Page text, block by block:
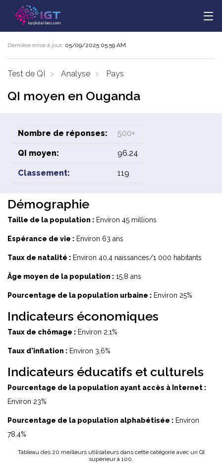
Dernière mise à jour: 05/09/2025 05:59 AM
Test de QI Analyse Pays
QI moyen en Ouganda
Nombre de réponses: 500+
QI moyen: 96.24
Classement: 119
Démographie
Taille de la population : Environ 45 millions
Espérance de vie : Environ 63 ans
Taux de natalité : Environ 40,4 naissances/1 000 habitants
Âge moyen de la population : 15,8 ans
Pourcentage de la population urbaine : Environ 25%
Indicateurs économiques
Taux de chômage : Environ 2,1%
Taux d'inflation : Environ 3,6%
Indicateurs éducatifs et culturels
Pourcentage de la population ayant accès à Internet :
Environ 23%
Pourcentage de la population alphabétisée : Environ
78,4%
Tableau des 20 meilleurs utilisateurs dans cette catégorie avec un QI
supérieur à 100.